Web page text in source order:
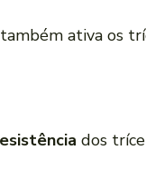
ativa os
dos